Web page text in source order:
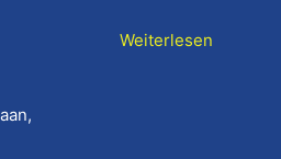
Weiterlesen